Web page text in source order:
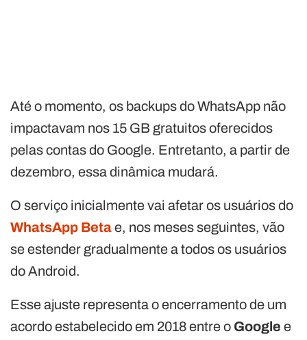
Até o momento, os backups do WhatsApp não
impactavam nos 15 GB gratuitos oferecidos
pelas contas do Google. Entretanto, a partir de
dezembro, essa dinâmica mudará.
O serviço inicialmente vai afetar os usuários do
WhatsApp Betae, nos meses seguintes, vão
se estender gradualmente a todos os usuários
do Android.
Esse ajuste representa o encerramento de um
acordo estabelecido em 2018 entre o Google e